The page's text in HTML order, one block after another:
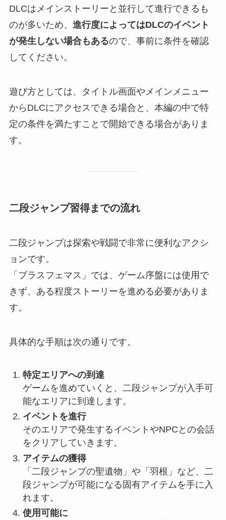
DLCはメインストーリーと並行して進行できるも
のが多いため、 進行度によってはDLCのイベント
が発生しない場合もあるので、事前に条件を確認
してください。
遊び方としては、タイトル画面やメインメニュー
からDLCにアクセスできる場合と、本編の中で特
定の条件を満たすことで開始できる場合がありま
す。
二段ジャンプ習得までの流れ
二段ジャンプは探索や戦闘で非常に便利なアクシ
ョンです。
「ブラスフェマス」では、ゲーム序盤には使用で
きず、ある程度ストーリーを進める必要がありま
す。
具体的な手順は次の通りです。
特定エリアへの到達
ゲームを進めていくと、二段ジャンプが入手可
能なエリアに到達します。
イベントを進行
そのエリアで発生するイベントやNPCとの会話
をクリアしていきます。
アイテムの獲得
「二段ジャンプの聖遺物」や「羽根」など、二
段ジャンプが可能になる固有アイテムを手に入
れます。
使用可能に